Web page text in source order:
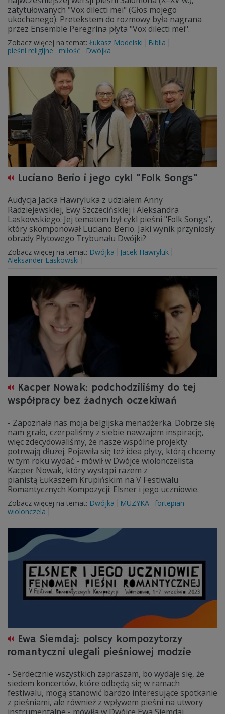
zatytułowanych "Vox dilecti mei" (Głos mojego
ukochanego). Pretekstem do rozmowy była nagrana
przez Ensemble Peregrina płyta "Vox dilecti mei".
Zobacz więcej na temat: Łukasz Modelski
Biblia
pieśni religijne
miłość Dwójka
Luciano Berio i jego cykl "Folk Songs"
Audycja Jacka Hawryluka z udziałem Anny
Radziejewskiej, Ewy Szczecińskiej i Aleksandra
Laskowskiego. Jej tematem był cykl pieśni "Folk Songs",
który skomponował Luciano Berio. Jaki wynik przyniosły
obrady Płytowego Trybunału Dwójki?
Zobacz więcej na temat: Dwójka
Jacek Hawryluk
Aleksander Laskowski
Kacper Nowak: podchodziliśmy do tej
współpracy bez żadnych oczekiwań
- Zapoznała nas moja belgijska menadżerka. Dobrze się
nam grało, czerpaliśmy z siebie nawzajem inspirację,
więc zdecydowaliśmy, że nasze wspólne projekty
potrwają dłużej. Pojawiła się też idea płyty, którą chcemy
w tym roku wydać - mówił w Dwójce wiolonczelista
Kacper Nowak, który wystąpi razem z
pianistą Łukaszem Krupińskim na V Festiwalu
Romantycznych Kompozycji: Elsner i jego uczniowie.
Zobacz więcej na temat: Dwójka MUZYKA fortepian
wiolonczela
Ewa Siemdaj: polscy kompozytorzy
romantyczni ulegali pieśniowej modzie
- Serdecznie wszystkich zapraszam, bo wydaje się, że
siedem koncertów, które odbędą się w ramach
festiwalu, mogą stanowić bardzo interesujące spotkanie
z pieśniami, ale również z wpływem pieśni na utwory